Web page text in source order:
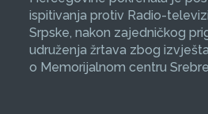
ispitivanja protiv Radio-
Srpske, nakon zajedničkog
udruženja žrtava zbog
o Memorijalnom centru